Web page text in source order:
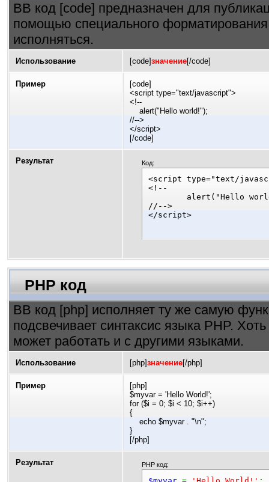
BB код [code] предназначен для
помощью специального форматирования
исполняться.
Использование [code]значение[/code]
Пример
[code]
<script type="text/javascript">
<!--
alert("Hello world!");
//-->
</script>
[/code]
Результат Код:
<script type="text/
<!--
//-->
</script>
PHP код
BB код [php] исполняет ту же самую
подсвечивает синтаксис языка PHP.
может работать и с другими языками.
Использование [php]значение[/php]
Пример
[php]
$myvar = 'Hello World!';
for ($i = 0; $i < 10; $i++)
{
echo $myvar . "\n";
}
[/php]
Результат PHP код: